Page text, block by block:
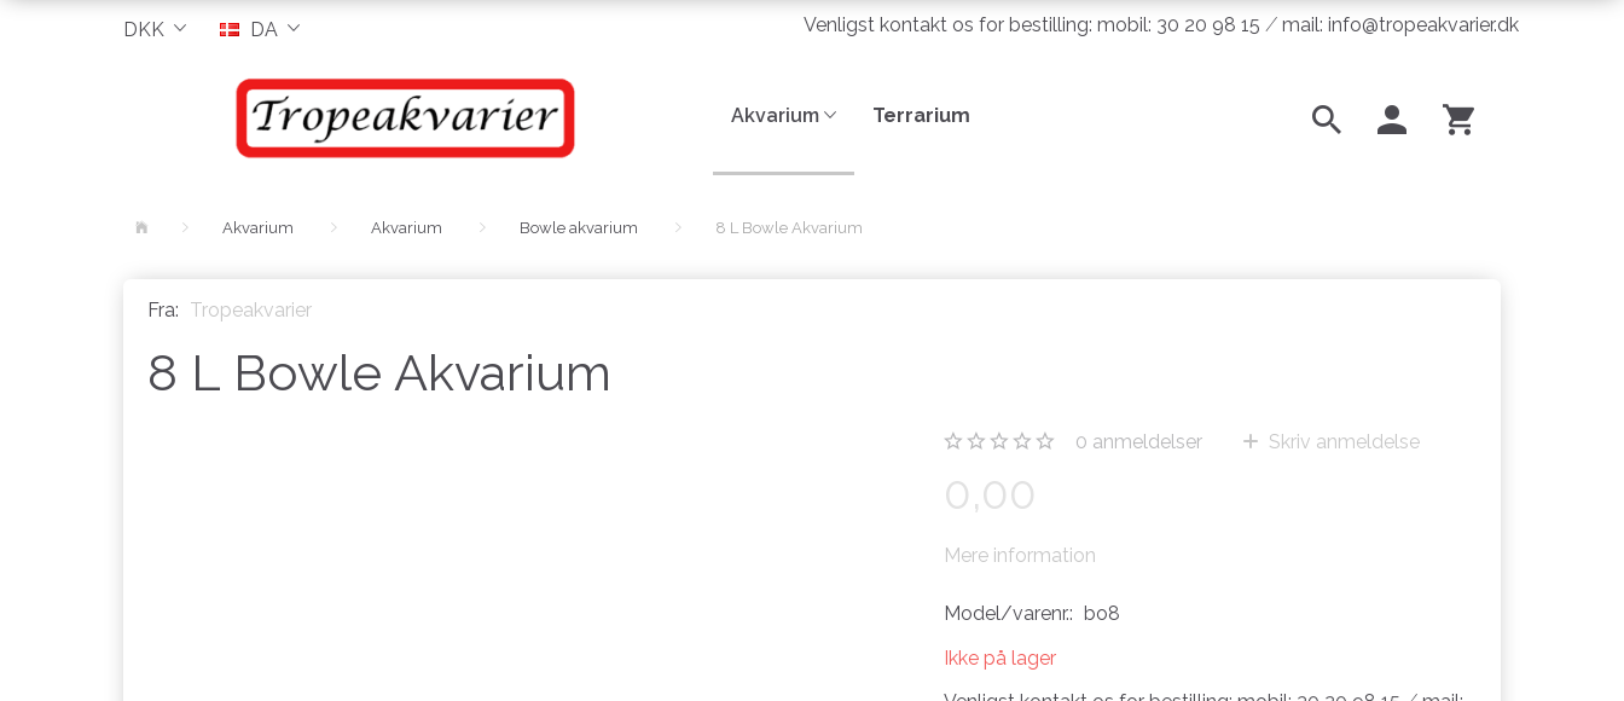
DKK DA Venligst kontakt os for bestilling: mobil: 30 20 98 15 ⁄ mail: info@tropeakvarier.dk
Akvarium Terrarium
Akvarium Akvarium Bowle akvarium 8 L Bowle Akvarium
Fra: Tropeakvarier
8 L Bowle Akvarium
0 anmeldelser Skriv anmeldelse
0,00
Mere information
Model/varenr.: bo8
Ikke på lager